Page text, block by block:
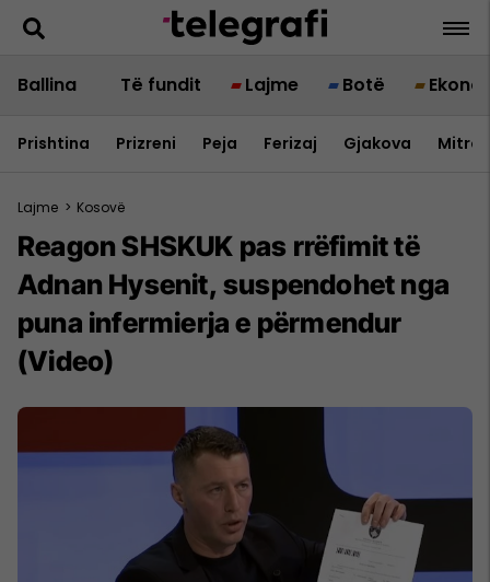
Ballina Të fundit Lajme Botë
Prishtina Prizreni Peja Ferizaj Gjakova
Lajme > Kosovë
Reagon SHSKUK pas rrëfimit të
Adnan Hysenit, suspendohet nga
puna infermierja e përmendur
(Video)